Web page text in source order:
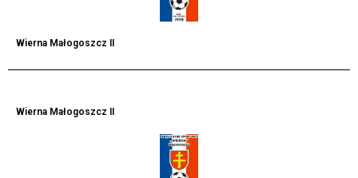
Wierna Małogoszcz II
Wierna Małogoszcz II